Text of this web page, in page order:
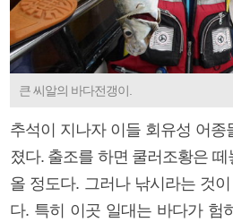
큰 씨알의 바다전갱이.
추석이 지나자 이들 회유성 어종
졌다. 출조를 하면 쿨러조황은
올 정도다. 그러나 낚시라는 것
다. 특히 이곳 일대는 바다가 험